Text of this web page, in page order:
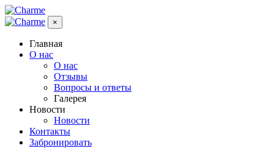
×
Главная
О нас
О нас
Отзывы
Вопросы и ответы
Галерея
Новости
Новости
Контакты
Забронировать